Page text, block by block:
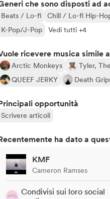
che sono disposti ad
Beats / Lo-fi Chill / Lo-fi Hip-
K-Pop/J-Pop
Vedi tutti +4
ricevere musica simile
Arctic Monkeys Tyler,
QUEEF JERKY
Death
opportunità
Scrivere articoli
ha dato a
KMF
Cameron Ramses
Condivisi sui loro social